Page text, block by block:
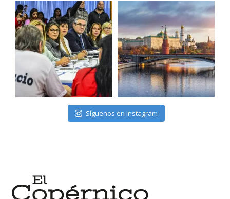
Síguenos en Instagram